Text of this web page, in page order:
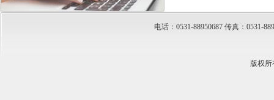
电话：0531-88950687 传真：0531-
版权